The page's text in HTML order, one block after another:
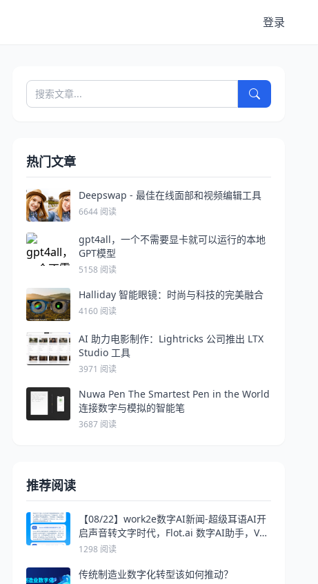
登录
热门文章
Deepswap - 最佳在线面部和视频编辑工具
6644 阅读
gpt4all，一个不需要显卡就可以运行的本地
GPT模型
5158 阅读
Halliday 智能眼镜：时尚与科技的完美融合
4160 阅读
AI 助力电影制作：Lightricks 公司推出 LTX
Studio 工具
3971 阅读
Nuwa Pen The Smartest Pen in the World
连接数字与模拟的智能笔
3687 阅读
推荐阅读
【08/22】work2e数字AI新闻-超级耳语AI开
启声音转文字时代，Flot.ai 数字AI助手，Vzy
AI助力创造网站
1298 阅读
传统制造业数字化转型该如何推动？